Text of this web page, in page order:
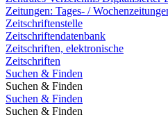
Zeitungen: Tages- /
Zeitschriftenstelle
Zeitschriftendatenbank
Zeitschriften, elektronische
Zeitschriften
Suchen & Finden
Suchen & Finden
Suchen & Finden
Suchen & Finden